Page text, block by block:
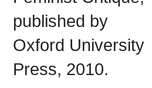
published by
Oxford University
Press, 2010.